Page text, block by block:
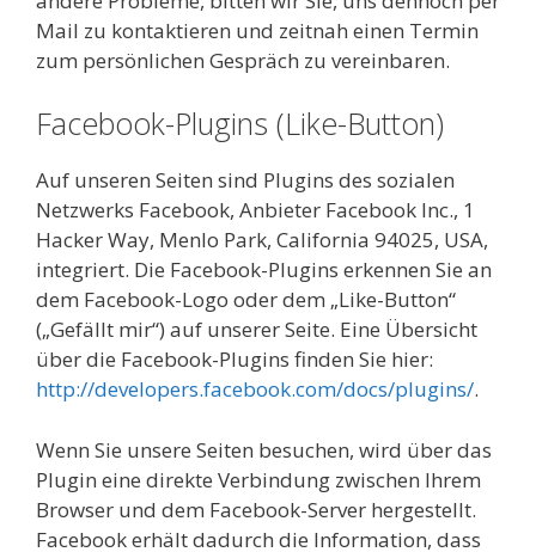
Mail zu kontaktieren und zeitnah einen Termin
zum persönlichen Gespräch zu vereinbaren.
Facebook-Plugins (Like-Button)
Auf unseren Seiten sind Plugins des sozialen
Netzwerks Facebook, Anbieter Facebook Inc., 1
Hacker Way, Menlo Park, California 94025, USA,
integriert. Die Facebook-Plugins erkennen Sie an
dem Facebook-Logo oder dem „Like-Button“
(„Gefällt mir“) auf unserer Seite. Eine Übersicht
über die Facebook-Plugins finden Sie hier:
http://developers.facebook.com/docs/plugins/.
Wenn Sie unsere Seiten besuchen, wird über das
Plugin eine direkte Verbindung zwischen Ihrem
Browser und dem Facebook-Server hergestellt.
Facebook erhält dadurch die Information, dass